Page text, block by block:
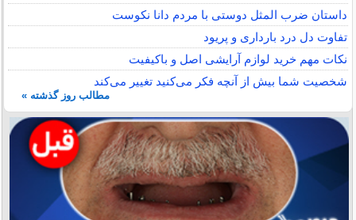
داستان ضرب المثل دوستی با مردم دانا نكوست
تفاوت دل درد بارداری و پریود
نکات مهم خرید لوازم آرایشی اصل و باکیفیت
شخصیت شما بیش از آنچه فکر می‌کنید تغییر می‌کند
مطالب روز گذشته »